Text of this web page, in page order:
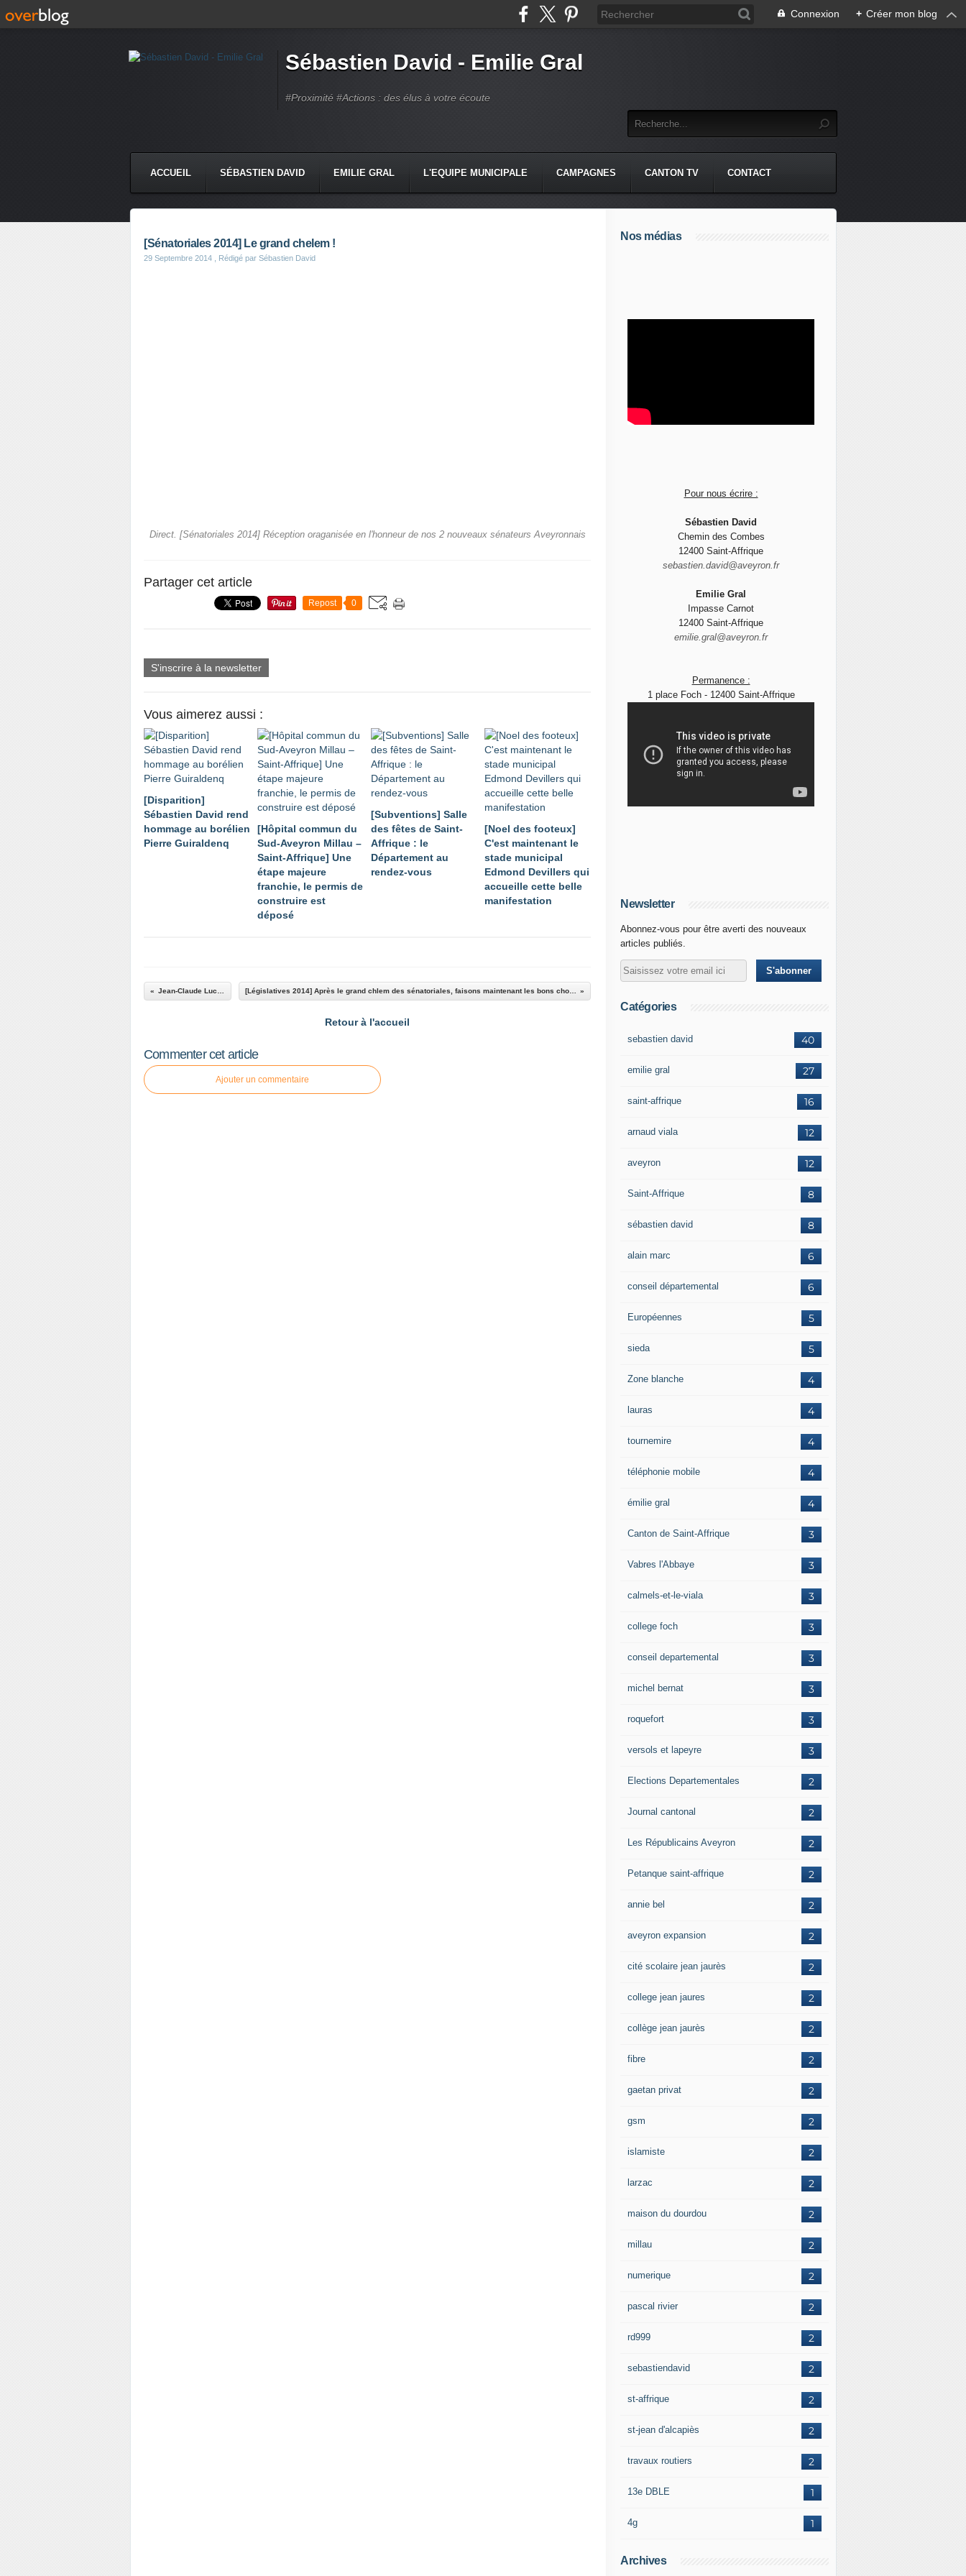
Connexion + Créer mon blog
Sébastien David - Emilie Gral
#Proximité #Actions : des élus à votre écoute
ACCUEIL SÉBASTIEN DAVID EMILIE GRAL L'EQUIPE MUNICIPALE CAMPAGNES CANTON TV CONTACT
[Sénatoriales 2014] Le grand chelem !
29 Septembre 2014 , Rédigé par Sébastien David
Direct. [Sénatoriales 2014] Réception oraganisée en l'honneur de nos 2 nouveaux sénateurs Aveyronnais
Partager cet article
Repost 0
S'inscrire à la newsletter
Vous aimerez aussi :
[Disparition]
Sébastien David rend
hommage au borélien
Pierre Guiraldenq
[Hôpital commun du
Sud-Aveyron Millau –
Saint-Affrique] Une
étape majeure
franchie, le permis de
construire est
déposé
[Subventions] Salle
des fêtes de Saint-
Affrique : le
Département au
rendez-vous
[Noel des footeux]
C'est maintenant le
stade municipal
Edmond Devillers qui
accueille cette belle
manifestation
[Législatives 2014] Après le grand chlem des sénatoriales, faisons maintenant les bons choix !
Retour à l'accueil
Commenter cet article
Ajouter un commentaire
Nos médias
Pour nous écrire :
Sébastien David
Chemin des Combes
12400 Saint-Affrique
sebastien.david@aveyron.fr
Emilie Gral
Impasse Carnot
12400 Saint-Affrique
emilie.gral@aveyron.fr
Permanence :
1 place Foch - 12400 Saint-Affrique
Newsletter
Abonnez-vous pour être averti des nouveaux
articles publiés.
Catégories
40
sebastien david
27
emilie gral
16
saint-affrique
12
arnaud viala
12
aveyron
8
Saint-Affrique
8
sébastien david
6
alain marc
6
conseil départemental
5
Européennes
5
sieda
4
Zone blanche
4
lauras
4
tournemire
4
téléphonie mobile
4
émilie gral
3
Canton de Saint-Affrique
3
Vabres l'Abbaye
3
calmels-et-le-viala
3
college foch
3
conseil departemental
3
michel bernat
3
roquefort
3
versols et lapeyre
2
Elections Departementales
2
Journal cantonal
2
Les Républicains Aveyron
2
Petanque saint-affrique
2
annie bel
2
aveyron expansion
2
cité scolaire jean jaurès
2
college jean jaures
2
collège jean jaurès
2
fibre
2
gaetan privat
2
gsm
2
islamiste
2
larzac
2
maison du dourdou
2
millau
2
numerique
2
pascal rivier
2
rd999
2
sebastiendavid
2
st-affrique
2
st-jean d'alcapiès
2
travaux routiers
1
13e DBLE
1
4g
Archives